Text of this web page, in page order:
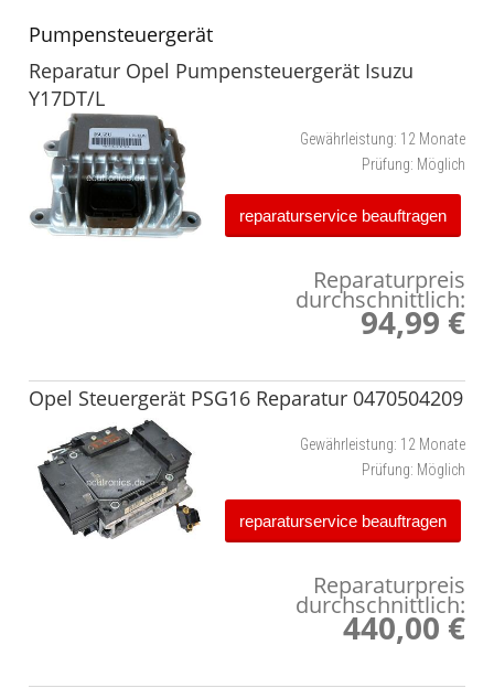
Pumpensteuergerät
Reparatur Opel Pumpensteuergerät Isuzu
Y17DT/L
Gewährleistung: 12 Monate
Prüfung: Möglich
reparaturservice beauftragen
Reparaturpreis
durchschnittlich:
94,99 €
Opel Steuergerät PSG16 Reparatur 0470504209
Gewährleistung: 12 Monate
Prüfung: Möglich
reparaturservice beauftragen
Reparaturpreis
durchschnittlich:
440,00 €